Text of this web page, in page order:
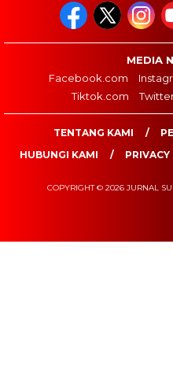
MEDIA
Facebook.com
Tiktok.com
TENTANG KAMI
HUBUNGI KAMI
COPYRIGHT © 2026 JURNAL